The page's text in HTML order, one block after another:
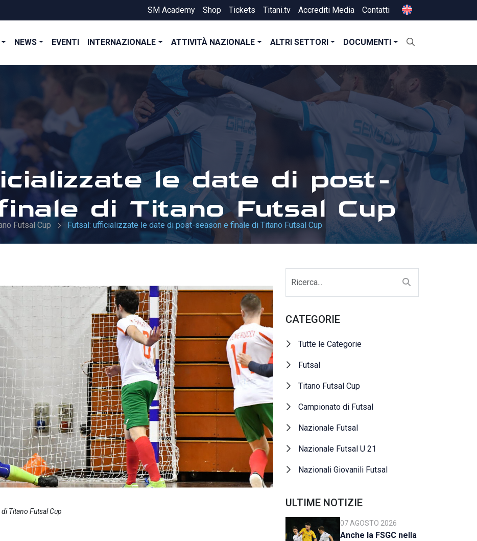
SM Academy Shop Tickets Titani.tv Accrediti Media Contatti
NEWS EVENTI INTERNAZIONALE ATTIVITÀ NAZIONALE ALTRI SETTORI DOCUMENTI
le date di post-
di Titano Futsal Cup
Futsal Cup Futsal: ufficializzate le date di post-season e finale di Titano Futsal Cup
Titano Futsal Cup
CATEGORIE
Tutte le Categorie
Futsal
Titano Futsal Cup
Campionato di Futsal
Nazionale Futsal
Nazionale Futsal U 21
Nazionali Giovanili Futsal
ULTIME NOTIZIE
07 AGOSTO 2026
Anche la FSGC nella